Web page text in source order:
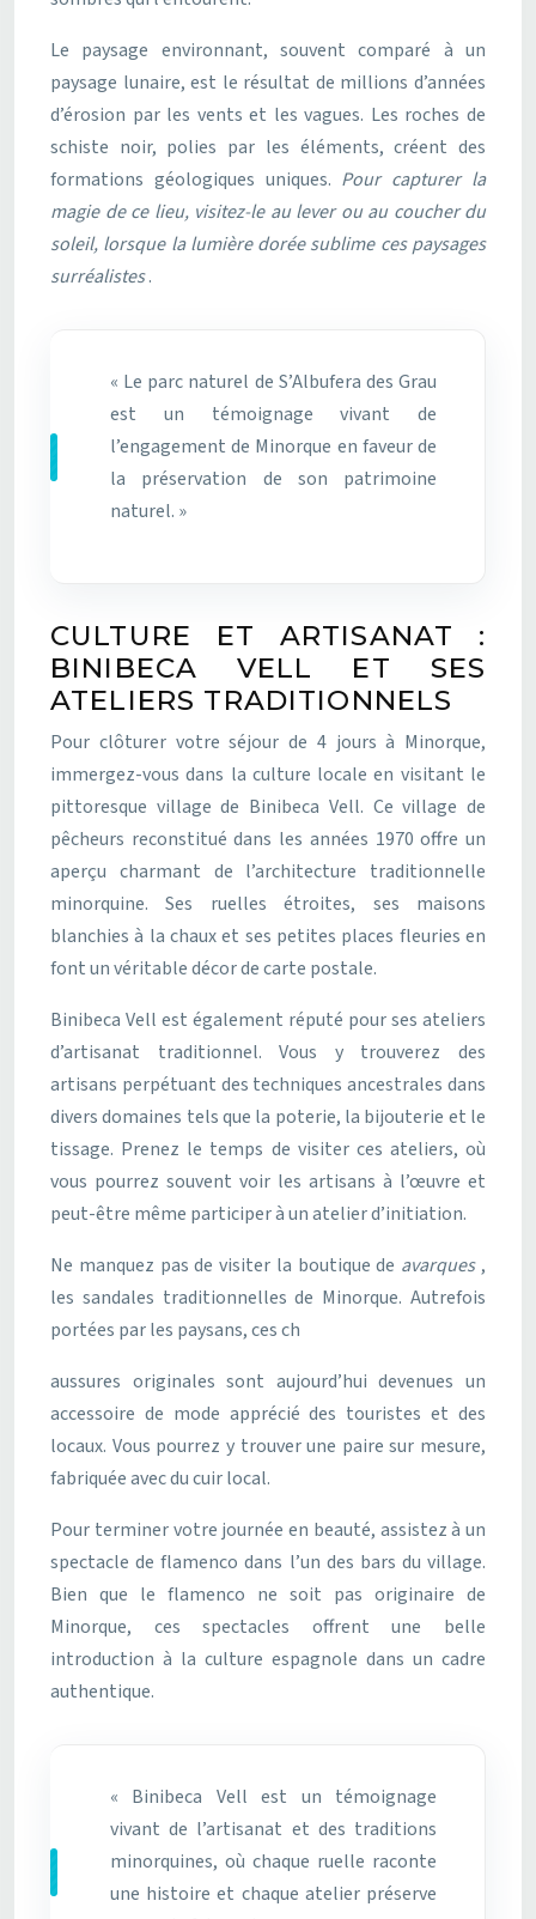
Le paysage environnant, souvent comparé à un
paysage lunaire, est le résultat de millions d’années
d’érosion par les vents et les vagues. Les roches de
schiste noir, polies par les éléments, créent des
formations géologiques uniques. Pour capturer la
magie de ce lieu, visitez-le au lever ou au coucher du
soleil, lorsque la lumière dorée sublime ces paysages
surréalistes.
« Le parc naturel de S’Albufera des Grau
est un témoignage vivant de
l’engagement de Minorque en faveur de
la préservation de son patrimoine
naturel. »
CULTURE ET ARTISANAT :
BINIBECA VELL ET SES
ATELIERS TRADITIONNELS
Pour clôturer votre séjour de 4 jours à Minorque,
immergez-vous dans la culture locale en visitant le
pittoresque village de Binibeca Vell. Ce village de
pêcheurs reconstitué dans les années 1970 offre un
aperçu charmant de l’architecture traditionnelle
minorquine. Ses ruelles étroites, ses maisons
blanchies à la chaux et ses petites places fleuries en
font un véritable décor de carte postale.
Binibeca Vell est également réputé pour ses ateliers
d’artisanat traditionnel. Vous y trouverez des
artisans perpétuant des techniques ancestrales dans
divers domaines tels que la poterie, la bijouterie et le
tissage. Prenez le temps de visiter ces ateliers, où
vous pourrez souvent voir les artisans à l’œuvre et
peut-être même participer à un atelier d’initiation.
Ne manquez pas de visiter la boutique de avarques ,
les sandales traditionnelles de Minorque. Autrefois
portées par les paysans, ces ch
aussures originales sont aujourd’hui devenues un
accessoire de mode apprécié des touristes et des
locaux. Vous pourrez y trouver une paire sur mesure,
fabriquée avec du cuir local.
Pour terminer votre journée en beauté, assistez à un
spectacle de flamenco dans l’un des bars du village.
Bien que le flamenco ne soit pas originaire de
Minorque, ces spectacles offrent une belle
introduction à la culture espagnole dans un cadre
authentique.
« Binibeca Vell est un témoignage
vivant de l’artisanat et des traditions
minorquines, où chaque ruelle raconte
une histoire et chaque atelier préserve